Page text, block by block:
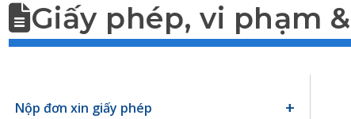
Giấy phép, vi phạm
Nộp đơn xin giấy phép